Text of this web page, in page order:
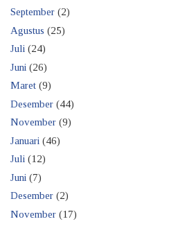
September (2)
Agustus (25)
Juli (24)
Juni (26)
Maret (9)
Desember (44)
November (9)
Januari (46)
Juli (12)
Juni (7)
Desember (2)
November (17)